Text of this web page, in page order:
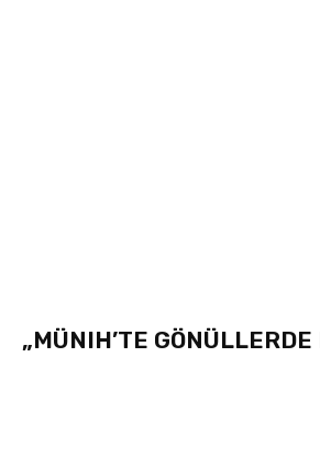
„MÜNIH’TE